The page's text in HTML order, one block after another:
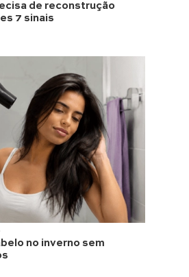
de reconstrução
7 sinais
no inverno sem